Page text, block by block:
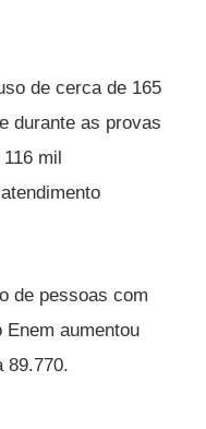
de cerca de 165
durante as provas
mil
de pessoas com
Enem aumentou
89.770.